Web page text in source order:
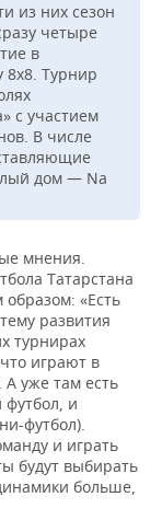
из них сезон
четыре
в
8х8. Турнир
с участием
В числе
дом — Na
мнения.
Татарстана
«Есть
развития
турнирах
играют в
А уже там есть
футбол, и
футбол).
и играть
будут выбирать
больше,